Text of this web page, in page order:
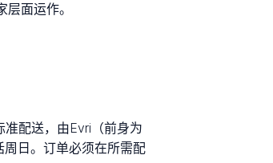
面运作。
配送，由Evri（前身为
日。订单必须在所需配